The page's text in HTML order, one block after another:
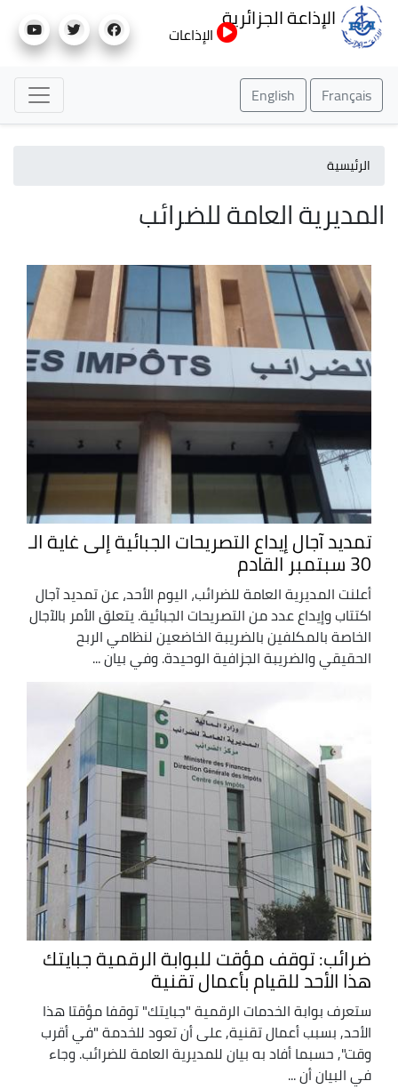
إلى
الإذاعة الجزائرية
الإذاعات
Français
English
الرئيسية
المديرية العامة للضرائب
تمديد آجال إيداع التصريحات الجبائية إلى غاية الـ
30 سبتمبر القادم
أعلنت المديرية العامة للضرائب، اليوم الأحد، عن تمديد آجال
اكتتاب وإيداع عدد من التصريحات الجبائية. يتعلق الأمر بالآجال
الخاصة بالمكلفين بالضريبة الخاضعين لنظامي الربح
الحقيقي والضريبة الجزافية الوحيدة. وفي بيان ...
ضرائب: توقف مؤقت للبوابة الرقمية جبايتك
هذا الأحد للقيام بأعمال تقنية
ستعرف بوابة الخدمات الرقمية "جبايتك" توقفا مؤقتا هذا
الأحد, بسبب أعمال تقنية, على أن تعود للخدمة "في أقرب
وقت", حسبما أفاد به بيان للمديرية العامة للضرائب. وجاء
في البيان أن ...